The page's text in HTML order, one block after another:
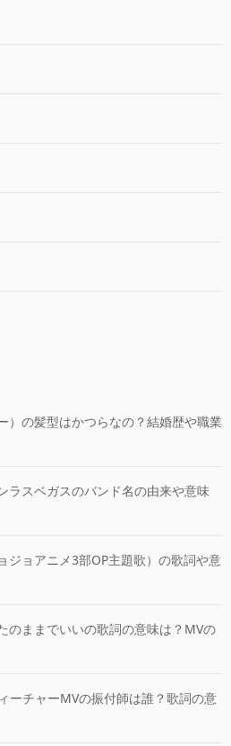
）の髪型はかつらなの？結婚歴や職業
ラスベガスのバンド名の由来や意味
ジョアニメ3部OP主題歌）の歌詞や意
のままでいいの歌詞の意味は？MVの
ーチャーMVの振付師は誰？歌詞の意